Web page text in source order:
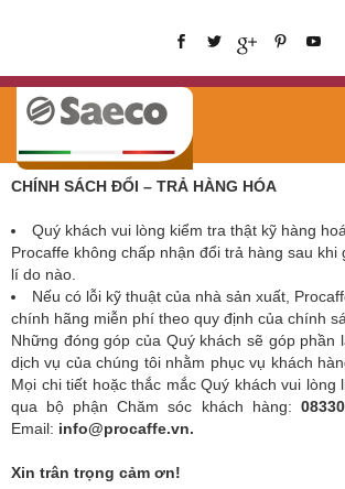
CHÍNH SÁCH ĐỔI – TRẢ HÀNG HÓA
Quý khách vui lòng kiểm tra thật kỹ hàng
Procaffe không chấp nhận đổi trả hàng sau khi
lí do nào.
Nếu có lỗi kỹ thuật của nhà sản xuất,
chính hãng miễn phí theo quy định của chính
Những đóng góp của Quý khách sẽ góp phần
dịch vụ của chúng tôi nhằm phục vụ khách
Mọi chi tiết hoặc thắc mắc Quý khách vui lòng
qua bộ phận Chăm sóc khách hàng:
Email: info@procaffe.vn.
Xin trân trọng cảm ơn!